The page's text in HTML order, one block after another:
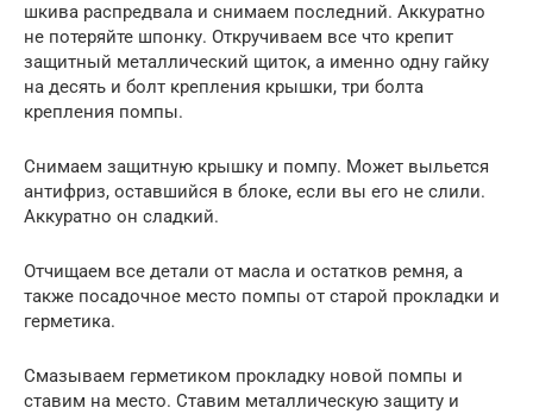
шкива распредвала и снимаем последний. Аккуратно
не потеряйте шпонку. Откручиваем все что крепит
защитный металлический щиток, а именно одну гайку
на десять и болт крепления крышки, три болта
крепления помпы.
Снимаем защитную крышку и помпу. Может выльется
антифриз, оставшийся в блоке, если вы его не слили.
Аккуратно он сладкий.
Отчищаем все детали от масла и остатков ремня, а
также посадочное место помпы от старой прокладки и
герметика.
Смазываем герметиком прокладку новой помпы и
ставим на место. Ставим металлическую защиту и